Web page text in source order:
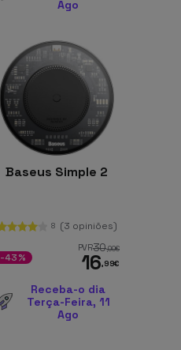
Ago
Baseus Simple 2
8 (3 opiniões)
PVR30,00€
16,99€
-43%
Receba-o dia
Terça-Feira, 11
Ago